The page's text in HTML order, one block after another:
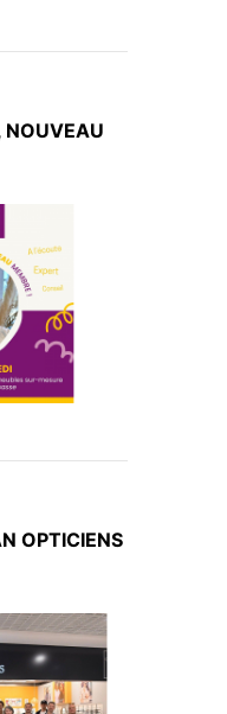
NOUVEAU
OPTICIENS